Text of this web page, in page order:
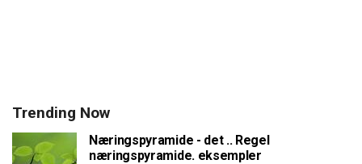
Trending Now
Næringspyramide - det .. Regel
næringspyramide. eksempler